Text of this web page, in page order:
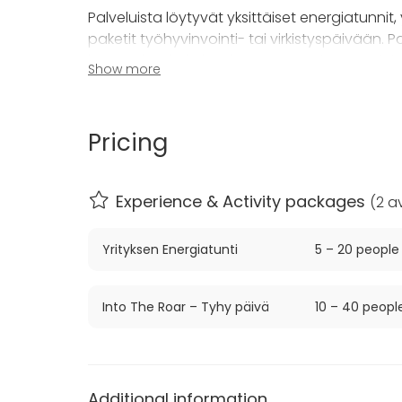
Palveluista löytyvät yksittäiset
paketit työhyvinvointi- tai virkistyspäivään.
kuten Inbody-kehonkoostumusmittaus tai
yhdessä teidän tarpeisiinne soveltuva
yksityistilaisuuksiin.
Tavoitteenamme on innostaa ihmisiä
Lisäksi haluamme harjoittelijoiden viihtyvän
TFW:n monipuoliset, turvalliset ja
lisää.
Show more
Pricing
Experience & Activity packages (2
Yrityksen Energiatunti 5 – 20 people
Into The Roar – Tyhy päivä 10 – 40